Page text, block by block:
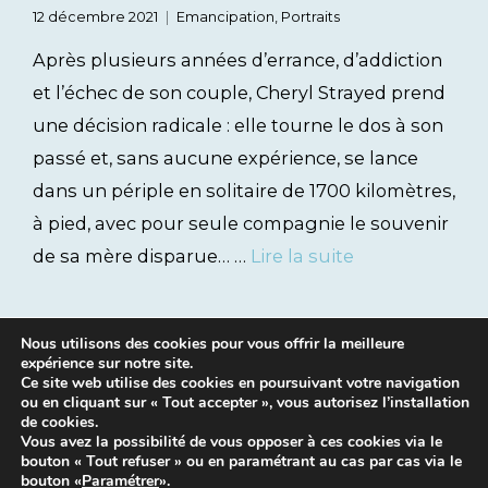
12 décembre 2021 Emancipation, Portraits
Après plusieurs années d’errance, d’addiction
et l’échec de son couple, Cheryl Strayed prend
une décision radicale : elle tourne le dos à son
passé et, sans aucune expérience, se lance
dans un périple en solitaire de 1700 kilomètres,
à pied, avec pour seule compagnie le souvenir
de sa mère disparue… … Lire la suite
Mentions légales
Nous utilisons des cookies pour vous offrir la meilleure
expérience sur notre site.
Ce site web utilise des cookies en poursuivant votre navigation
ou en cliquant sur « Tout accepter », vous autorisez l’installation
de cookies.
Vous avez la possibilité de vous opposer à ces cookies via le
bouton « Tout refuser » ou en paramétrant au cas par cas via le
bouton «Paramétrer».